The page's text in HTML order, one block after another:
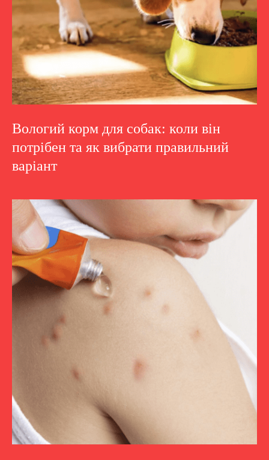
Вологий корм для собак: коли він
потрібен та як вибрати правильний
варіант